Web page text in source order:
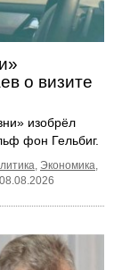
о визите
изобрёл
фон Гельбиг.
, Экономика,
08.08.2026